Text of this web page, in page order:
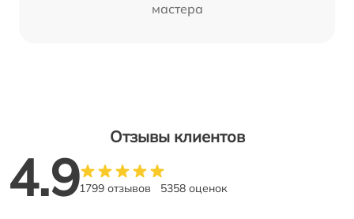
мастера
Отзывы клиентов
4.91799 отзывов 5358 оценок